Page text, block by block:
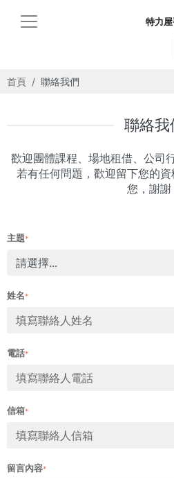
特力
首頁 聯絡我們
聯絡我
歡迎團體課程、場地租借、公司
若有任何問題，歡迎留下您的
您，謝謝
主題*
姓名*
電話*
信箱*
留言內容*